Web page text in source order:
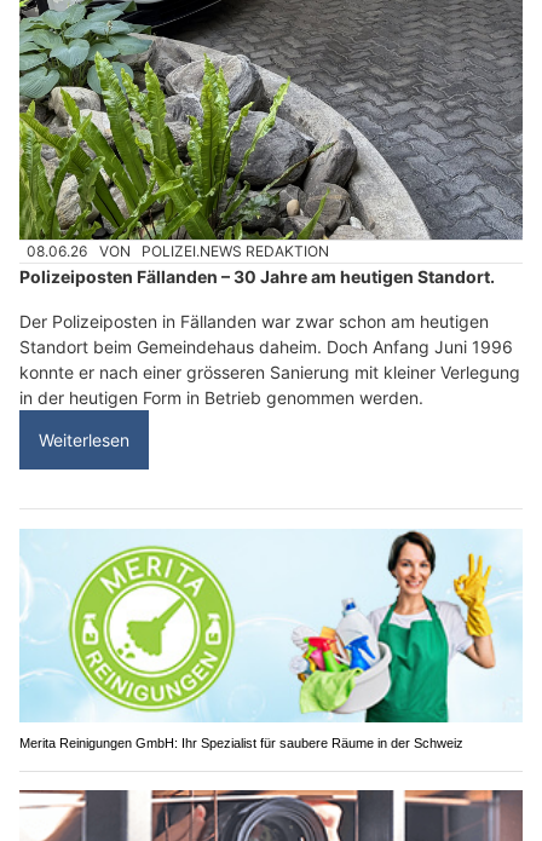
08.06.26 VON POLIZEI.NEWS REDAKTION
Polizeiposten Fällanden – 30 Jahre am heutigen Standort.
Der Polizeiposten in Fällanden war zwar schon am heutigen
Standort beim Gemeindehaus daheim. Doch Anfang Juni 1996
konnte er nach einer grösseren Sanierung mit kleiner Verlegung
in der heutigen Form in Betrieb genommen werden.
Weiterlesen
Merita Reinigungen GmbH: Ihr Spezialist für saubere Räume in der Schweiz